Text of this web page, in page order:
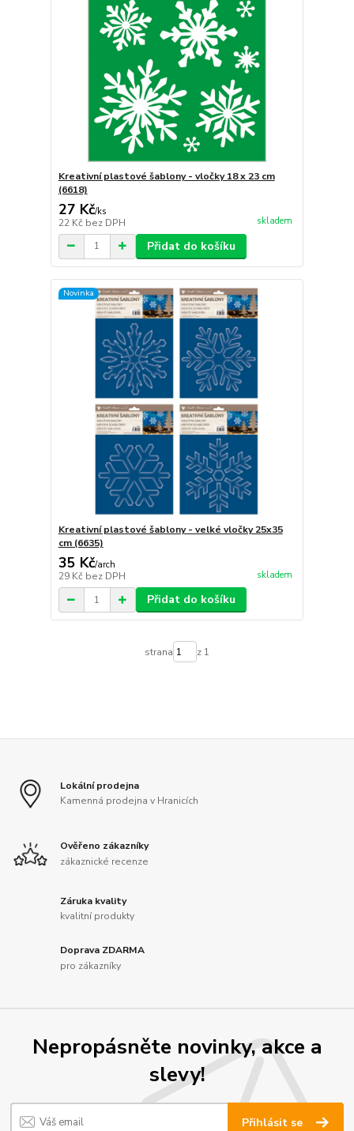
Kreativní plastové šablony - vločky 18 x 23 cm
(6618)
27 Kč/ks
22 Kč bez DPH skladem
Přidat do košíku
Novinka
Kreativní plastové šablony - velké vločky 25x35
cm (6635)
35 Kč/arch
29 Kč bez DPH skladem
Přidat do košíku
strana z 1
Lokální prodejna
Kamenná prodejna v Hranicích
Ověřeno zákazníky
zákaznické recenze
Záruka kvality
kvalitní produkty
Doprava ZDARMA
pro zákazníky
Nepropásněte novinky, akce a
slevy!
Přihlásit se